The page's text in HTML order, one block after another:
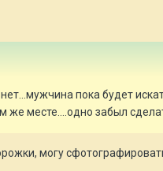
пока будет
же месте....одно забыл
могу